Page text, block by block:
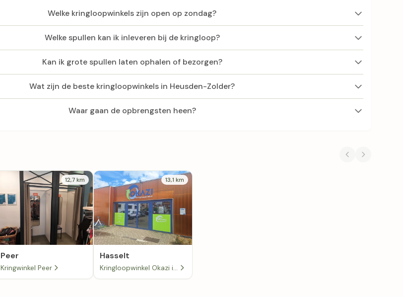
Welke kringloopwinkels zijn open op zondag?
Welke spullen kan ik inleveren bij de kringloop?
Kan ik grote spullen laten ophalen of bezorgen?
Wat zijn de beste kringloopwinkels in Heusden-Zolder?
Waar gaan de opbrengsten heen?
12,7 km
Peer
Kringwinkel Peer
13,1 km
Hasselt